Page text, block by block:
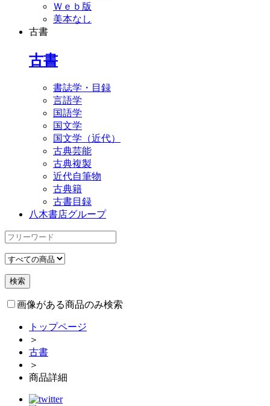
Ｗｅｂ版
美本なし
古書
古書
書誌学・目録
言語学
国語学
国文学
国文学（近代）
古典芸能
古典複製
近代自筆物
古典籍
古書目録
八木書店グループ
画像がある商品のみ検索
トップページ
＞
古書
＞
商品詳細